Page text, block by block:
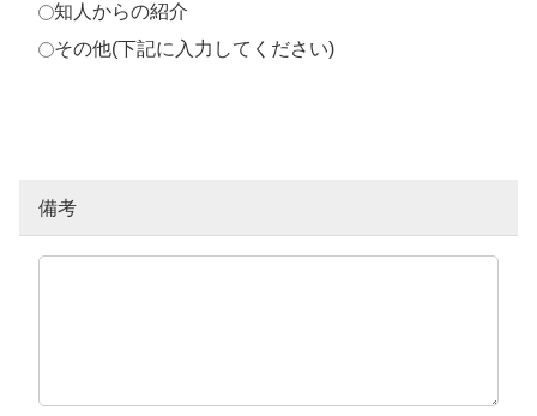
知人からの紹介
その他(下記に入力してください)
備考